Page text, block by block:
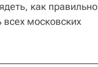
как правильно
московских